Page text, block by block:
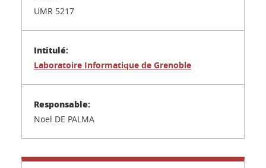
UMR 5217
Laboratoire Informatique de Grenoble
Noel DE PALMA